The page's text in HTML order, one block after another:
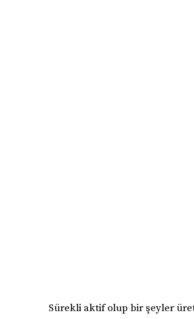
Sürekli aktif olup bir şeyler